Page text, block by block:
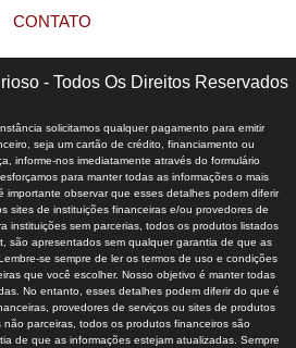
CONTATO
- Todos Os Direitos Reservados
solicitamos qualquer pagamento para emitir
seja um cartão de crédito, financiamento ou
informe-nos imediatamente através do formulário
para manter todas as informações o mais
importante observar que esses detalhes podem diferir
sites de instituições financeiras e/ou provedores de
instituições sem parcerias, todos os produtos listados
são apresentados sem qualquer garantia de que as
se sempre de ler os termos de uso e condições
que você escolher. Nosso objetivo é manter todas
No entanto, esses detalhes podem diferir do que é
provedores de serviços ou sites de produtos
parceiras, todos os produtos financeiros são
de que as informações estejam atualizadas. Sempre